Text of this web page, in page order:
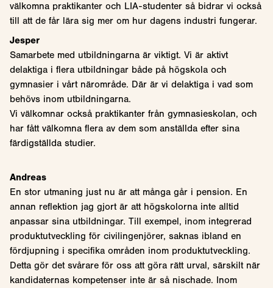
välkomna praktikanter och LIA-studenter så bidrar vi också
till att de får lära sig mer om hur dagens industri fungerar.
Jesper
Samarbete med utbildningarna är viktigt. Vi är aktivt
delaktiga i flera utbildningar både på högskola och
gymnasier i vårt närområde. Där är vi delaktiga i vad som
behövs inom utbildningarna.
Vi välkomnar också praktikanter från gymnasieskolan, och
har fått välkomna flera av dem som anställda efter sina
färdigställda studier.
Andreas
En stor utmaning just nu är att många går i pension. En
annan reflektion jag gjort är att högskolorna inte alltid
anpassar sina utbildningar. Till exempel, inom integrerad
produktutveckling för civilingenjörer, saknas ibland en
fördjupning i specifika områden inom produktutveckling.
Detta gör det svårare för oss att göra rätt urval, särskilt när
kandidaternas kompetenser inte är så nischade. Inom